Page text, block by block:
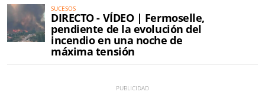
SUCESOS
DIRECTO - VÍDEO | Fermoselle,
pendiente de la evolución del
incendio en una noche de
máxima tensión